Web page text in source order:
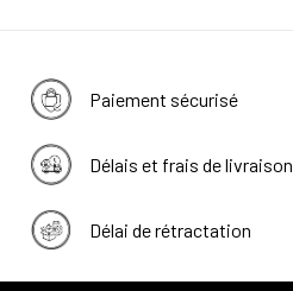
Paiement sécurisé
Délais et frais de livraison
Délai de rétractation